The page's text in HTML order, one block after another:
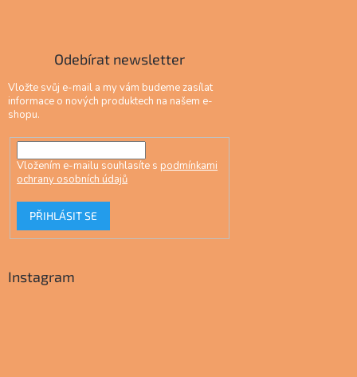
Odebírat newsletter
Vložte svůj e-mail a my vám budeme zasílat
informace o nových produktech na našem e-
shopu.
Vložením e-mailu souhlasíte s podmínkami
ochrany osobních údajů
PŘIHLÁSIT SE
Instagram